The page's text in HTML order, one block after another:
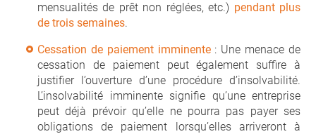
mensualités de prêt non réglées, etc.) pendant plus
de trois semaines.
Cessation de paiement imminente: Une menace de
cessation de paiement peut également suffire à
justifier l’ouverture d’une procédure d’insolvabilité.
L’insolvabilité imminente signifie qu’une entreprise
peut déjà prévoir qu’elle ne pourra pas payer ses
obligations de paiement lorsqu’elles arriveront à